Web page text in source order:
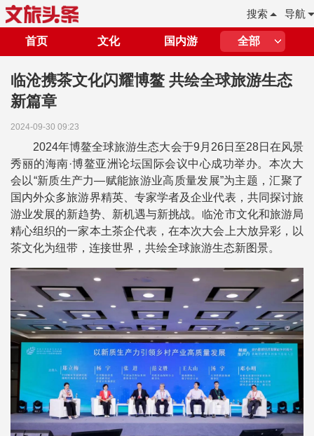
导航
搜索
首页 文化 国内游 全部
临沧携茶文化闪耀博鳌 共绘全球旅游生态
新篇章
2024-09-30 09:23
2024年博鳌全球旅游生态大会于9月26日至28日在风景
秀丽的海南·博鳌亚洲论坛国际会议中心成功举办。本次大
会以“新质生产力—赋能旅游业高质量发展”为主题，汇聚了
国内外众多旅游界精英、专家学者及企业代表，共同探讨旅
游业发展的新趋势、新机遇与新挑战。临沧市文化和旅游局
精心组织的一家本土茶企代表，在本次大会上大放异彩，以
茶文化为纽带，连接世界，共绘全球旅游生态新图景。